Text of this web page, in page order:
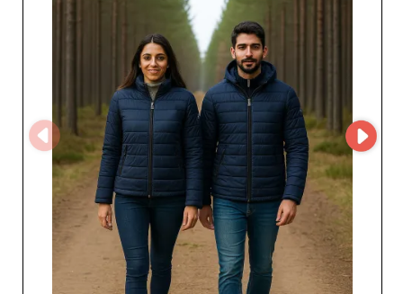
même lors des fortes demandes saisonnières. En
collaborant avec Raiber et son groupement d’usines, les
professionnels bénéficient de nombreux avantages,
notamment des tarifs compétitifs qui optimisent les
marges bénéficiaires de leurs activités. De plus, la
diversité croissantes des produits proposés permet aux
revendeurs d'adapter leurs collections aux goûts
changeants des consommateurs, assurant ainsi une
satisfaction client accrue.